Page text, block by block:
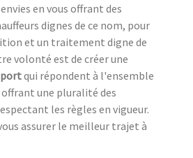
en vous offrant des
dignes de ce nom, pour
et un traitement digne de
volonté est de créer une
qui répondent à l'ensemble
offrant une pluralité des
les règles en vigueur.
assurer le meilleur trajet à